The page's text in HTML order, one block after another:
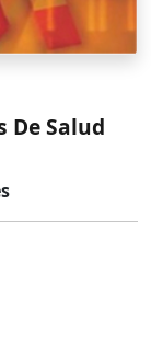
De Salud